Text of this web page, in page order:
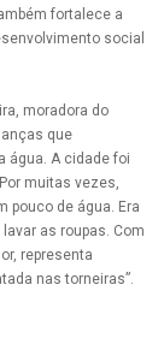
fortalece a
social
moradora do
que
água. A cidade foi
muitas vezes,
pouco de água. Era
as roupas. Com
representa
nas torneiras”.